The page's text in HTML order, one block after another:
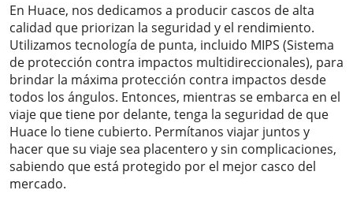
En Huace, nos dedicamos a producir cascos de alta
calidad que priorizan la seguridad y el rendimiento.
Utilizamos tecnología de punta, incluido MIPS (Sistema
de protección contra impactos multidireccionales), para
brindar la máxima protección contra impactos desde
todos los ángulos. Entonces, mientras se embarca en el
viaje que tiene por delante, tenga la seguridad de que
Huace lo tiene cubierto. Permítanos viajar juntos y
hacer que su viaje sea placentero y sin complicaciones,
sabiendo que está protegido por el mejor casco del
mercado.